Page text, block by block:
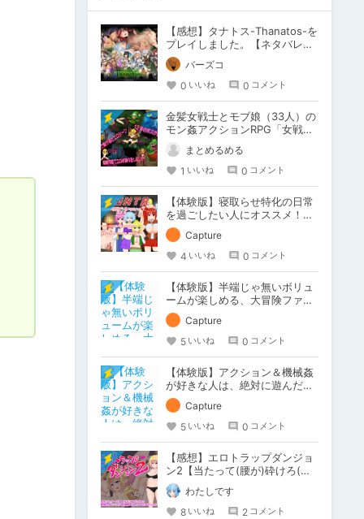
【感想】タナトス-Thanatos-を
プレイしました。【ネタバレ注
意】
バーズコ
0 いいね 0 コメント
金髪女戦士とモブ娘（33人）の
モン姦アクションRPG「女戦士
マンカースの冒険 トロルと繋が
れし姫君」
まとめるめる
1 いいね 0 コメント
【体験版】寝取らせ特化の日常
を過ごしたい人にオススメ！
【行動記録】
Capture
4 いいね 0 コメント
【体験版】半端じゃ無いボリュ
ームが楽しめる、大冒険ファン
タジー！【行動記録】
Capture
5 いいね 0 コメント
【体験版】アクション＆機械姦
が好きな人は、絶対に遊んだ方
が良い作品です！【行動記録】
Capture
5 いいね 0 コメント
【感想】エロトラップダンジョ
ン2【当たって(腰が)砕けろ(意
味深)なRPG】
わたしです
8 いいね 2 コメント